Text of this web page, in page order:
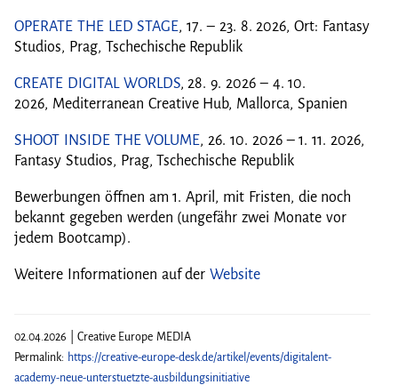
OPERATE THE LED STAGE, 17. – 23. 8. 2026, Ort: Fantasy
Studios, Prag, Tschechische Republik
CREATE DIGITAL WORLDS, 28. 9. 2026 – 4. 10.
2026, Mediterranean Creative Hub, Mallorca, Spanien
SHOOT INSIDE THE VOLUME, 26. 10. 2026 – 1. 11. 2026,
Fantasy Studios, Prag, Tschechische Republik
Bewerbungen öffnen am 1. April, mit Fristen, die noch
bekannt gegeben werden (ungefähr zwei Monate vor
jedem Bootcamp).
Weitere Informationen auf derWebsite
02.04.2026 | Creative Europe MEDIA
Permalink: https://creative-europe-desk.de/artikel/events/digitalent-
academy-neue-unterstuetzte-ausbildungsinitiative